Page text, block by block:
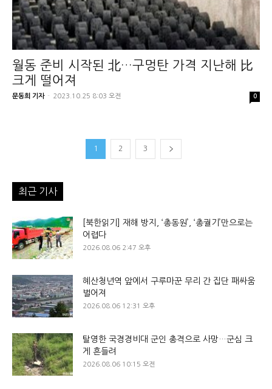
월동 준비 시작된 北…구멍탄 가격 지난해 比
크게 떨어져
문동희 기자 - 2023.10.25 8:03 오전 0
1 2 3
최근 기사
[북한읽기] 재해 방지, ‘총동원’, ‘총궐기’만으로는
어렵다
2026.08.06 2:47 오후
혜산청년역 앞에서 구루마꾼 무리 간 집단 패싸움
벌어져
2026.08.06 12:31 오후
탈영한 국경경비대 군인 총격으로 사망…군심 크
게 흔들려
2026.08.06 10:15 오전